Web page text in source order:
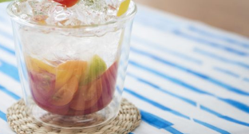
月号「良運を掴む 新・開運術。」
年1月号「猫がいれば、幸せ」
年12月号「お酒の新常識。」